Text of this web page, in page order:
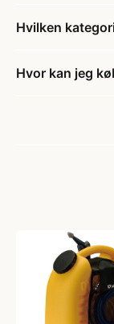
Hvilken
Hvor kan jeg